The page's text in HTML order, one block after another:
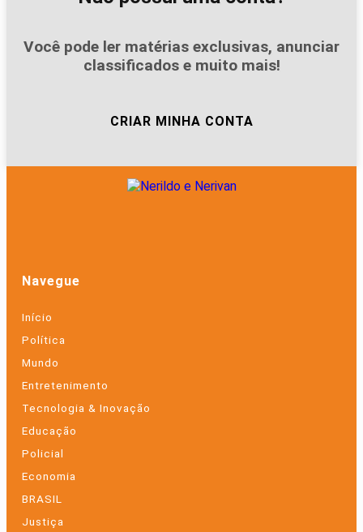
Você pode ler matérias exclusivas, anunciar
classificados e muito mais!
CRIAR MINHA CONTA
Navegue
Início
Política
Mundo
Entretenimento
Tecnologia & Inovação
Educação
Policial
Economia
BRASIL
Justiça